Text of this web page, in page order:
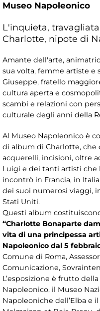
Museo Napoleonico
L'inquieta,
Charlotte, nipote di
Amante dell'arte,
sua volta, femme artiste e
Giuseppe, fratello
cultura aperta e
scambi e relazioni con
culturale degli anni della
Al Museo Napoleonico è
di album di Charlotte,
acquerelli, incisioni, oltre
Luigi e dei tanti artisti che
incontrò in Francia, in
dei suoi numerosi viaggi,
Stati Uniti.
Questi album
“Charlotte Bonaparte
vita di una principessa
Napoleonico dal 5
Comune di Roma,
Comunicazione,
L’esposizione è frutto
Napoleonico, il Museo
Napoleoniche dell’Elba e